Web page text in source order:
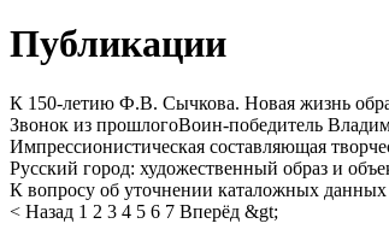
Публикации
К 150-летию Ф.В. Сычкова. Новая жизнь
Звонок из прошлогоВоин-победитель
Импрессионистическая составляющая
Русский город: художественный образ и
К вопросу об уточнении каталожных
< Назад 1 2 3 4 5 6 7 Вперёд &gt;